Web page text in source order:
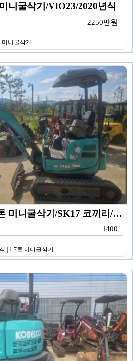
니굴삭기/VIO23/2020년식
2250만원
미니굴삭기
코벨코/굴삭기/1.7톤 미니굴삭기/SK17 코끼리/20…
1400
| 1.7톤 미니굴삭기